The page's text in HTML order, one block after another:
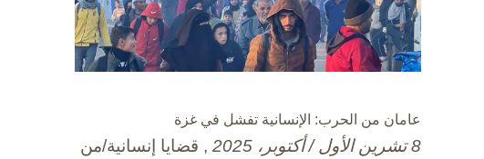
عامان من الحرب: الإنسانية تفشل في غزة
8 تشرين الأول / أكتوبر، 2025
, قضايا إنسانية/من